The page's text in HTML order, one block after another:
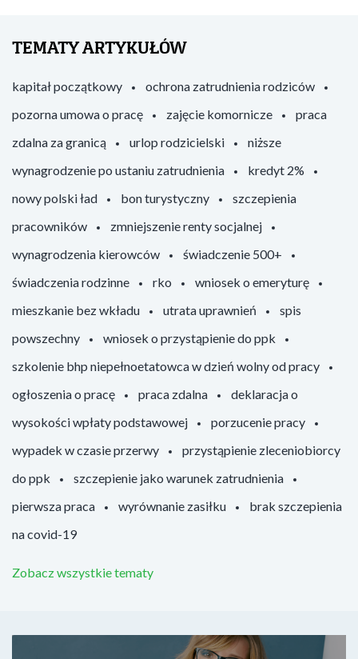
TEMATY ARTYKUŁÓW
kapitał początkowy
ochrona zatrudnienia rodziców
pozorna umowa o pracę
zajęcie komornicze
praca
zdalna za granicą
urlop rodzicielski
niższe
wynagrodzenie po ustaniu zatrudnienia
kredyt 2%
nowy polski ład
bon turystyczny
szczepienia
pracowników
zmniejszenie renty socjalnej
wynagrodzenia kierowców
świadczenie 500+
świadczenia rodzinne
rko
wniosek o emeryturę
mieszkanie bez wkładu
utrata uprawnień
spis
powszechny
wniosek o przystąpienie do ppk
szkolenie bhp niepełnoetatowca w dzień wolny od pracy
ogłoszenia o pracę
praca zdalna
deklaracja o
wysokości wpłaty podstawowej
porzucenie pracy
wypadek w czasie przerwy
przystąpienie zleceniobiorcy
do ppk
szczepienie jako warunek zatrudnienia
pierwsza praca
wyrównanie zasiłku
brak szczepienia
na covid-19
Zobacz wszystkie tematy